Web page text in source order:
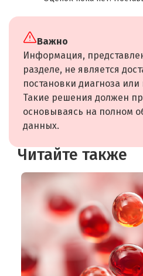
Важно
Информация,
разделе, не является
постановки диагноза
Такие решения должен
основываясь на полном
данных.
Читайте также